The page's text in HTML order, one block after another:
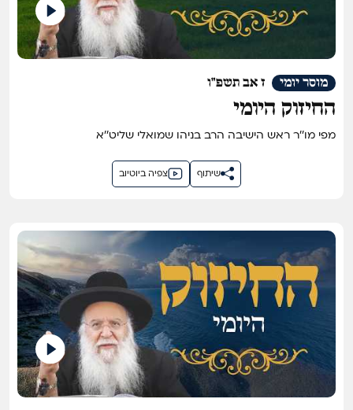
ז אב תשפ"ו מוסר יומי
החיזוק היומי
מפי מו''ר ראש הישיבה הרב בניהו שמואלי שליט''א
צפיה ביוטיוב שיתוף